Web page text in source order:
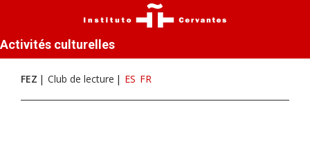
Activités culturelles
FEZ Club de lecture ES FR